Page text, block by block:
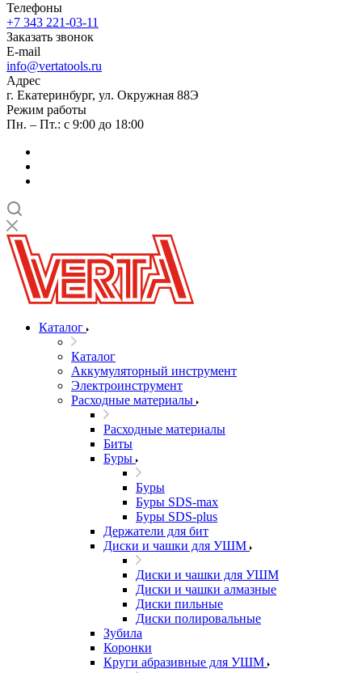
Телефоны
+7 343 221-03-11
Заказать звонок
E-mail
info@vertatools.ru
Адрес
г. Екатеринбург, ул. Окружная 88Э
Режим работы
Пн. – Пт.: с 9:00 до 18:00
Каталог
Каталог
Аккумуляторный инструмент
Электроинструмент
Расходные материалы
Расходные материалы
Биты
Буры
Буры
Буры SDS-max
Буры SDS-plus
Держатели для бит
Диски и чашки для УШМ
Диски и чашки для УШМ
Диски и чашки алмазные
Диски пильные
Диски полировальные
Зубила
Коронки
Круги абразивные для УШМ